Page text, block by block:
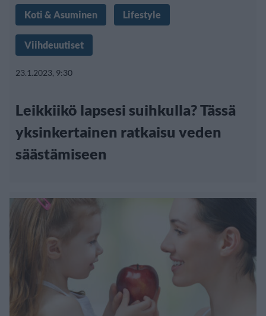
Koti & Asuminen Lifestyle
Viihdeuutiset
23.1.2023, 9:30
Leikkiikö lapsesi suihkulla? Tässä
yksinkertainen ratkaisu veden
säästämiseen